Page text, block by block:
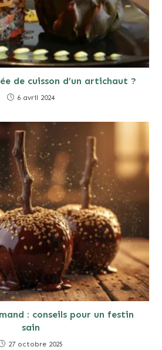
de cuisson d’un artichaut ?
6 avril 2024
: conseils pour un festin
sain
27 octobre 2025